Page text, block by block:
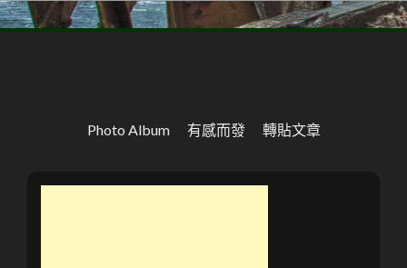
Photo Album 有感而發 轉貼文章